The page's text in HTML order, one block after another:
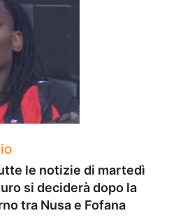
le notizie di martedì
si deciderà dopo la
tra Nusa e Fofana